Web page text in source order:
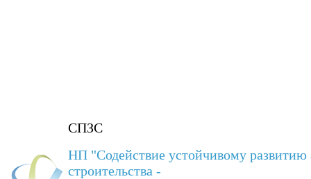
СПЗС
НП "Содействие устойчивому развитию
строительства -